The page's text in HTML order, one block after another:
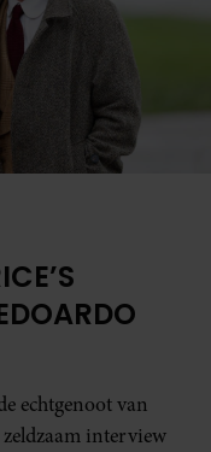
echtgenoot van
interview